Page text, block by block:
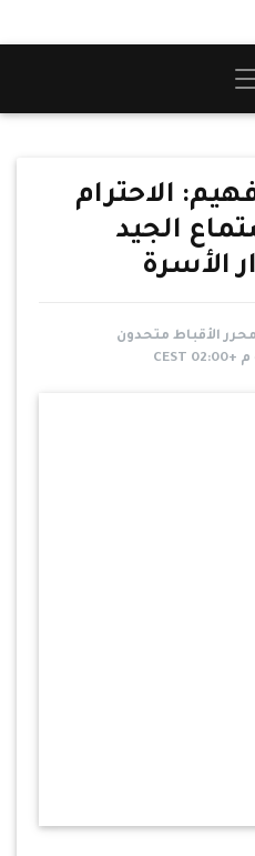
الاحترام
الجيد
الأسرة
محرر الأقباط متحدون